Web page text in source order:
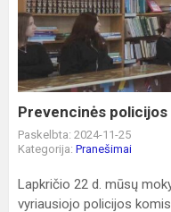
mokiniams
Prevencinės
Paskelbta: 2024-11-25
Kategorija: Pranešimai
Lapkričio 22 d. mūsų
vyriausiojo policijos